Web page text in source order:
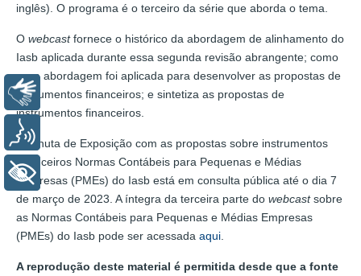
inglês). O programa é o terceiro da série que aborda o tema.
O webcastfornece o histórico da abordagem de alinhamento do
Iasb aplicada durante essa segunda revisão abrangente; como
essa abordagem foi aplicada para desenvolver as propostas de
instrumentos financeiros; e sintetiza as propostas de
instrumentos financeiros.
A Minuta de Exposição com as propostas sobre instrumentos
financeiros Normas Contábeis para Pequenas e Médias
Empresas (PMEs) do Iasb está em consulta pública até o dia 7
de março de 2023. A íntegra da terceira parte do webcastsobre
as Normas Contábeis para Pequenas e Médias Empresas
(PMEs) do Iasb pode ser acessada aqui
A reprodução deste material é permitida desde que a fonte
Libras